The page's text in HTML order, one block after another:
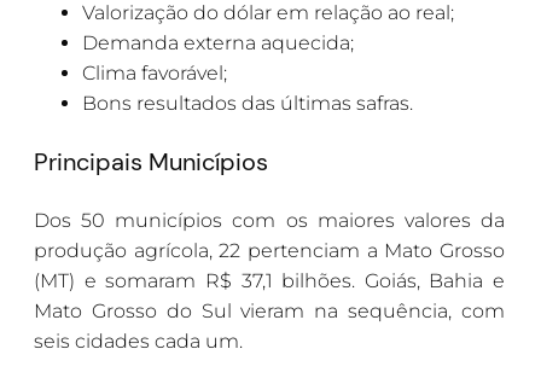
Valorização do dólar em relação ao real;
Demanda externa aquecida;
Clima favorável;
Bons resultados das últimas safras.
Principais Municípios
Dos 50 municípios com os maiores valores da
produção agrícola, 22 pertenciam a Mato Grosso
(MT) e somaram R$ 37,1 bilhões. Goiás, Bahia e
Mato Grosso do Sul vieram na sequência, com
seis cidades cada um.